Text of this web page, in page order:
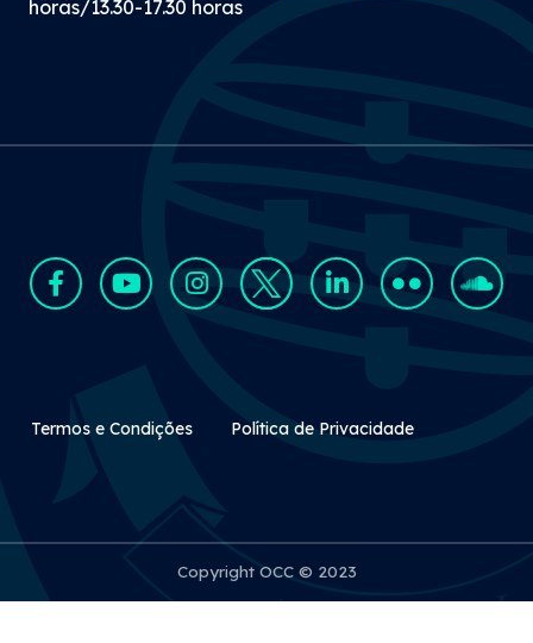
horas/13.30-17.30 horas
Rodapé Secundário
Termos e Condições Política de Privacidade
Copyright OCC © 2023